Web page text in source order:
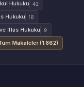
Hukuku 42
Hukuku 18
İflas Hukuku 9
Makaleler (1.862)